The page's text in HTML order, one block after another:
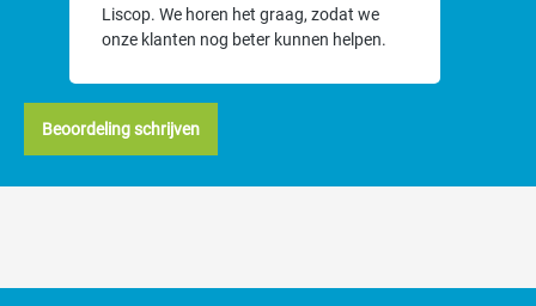
Liscop. We horen het graag, zodat we
onze klanten nog beter kunnen helpen.
Beoordeling schrijven